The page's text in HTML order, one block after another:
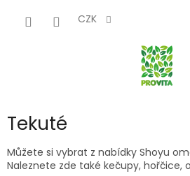
CZK
Tekuté
Můžete si vybrat z nabídky Shoyu
Naleznete zde také kečupy, hořčice,